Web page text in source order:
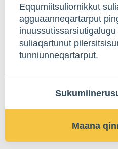
Eqqumiitsuliornikkut
agguaanneqartarput
suliaqartunut
tunniunneqartarput.
Maana